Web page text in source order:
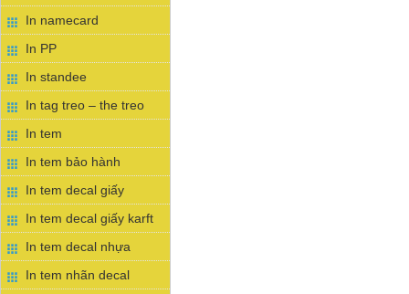
In namecard
In PP
In standee
In tag treo – the treo
In tem
In tem bảo hành
In tem decal giấy
In tem decal giấy karft
In tem decal nhựa
In tem nhãn decal